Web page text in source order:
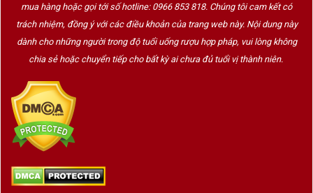
Đến năm 2014, thương hiệu Armand de Brignac đượcJay-Z
– nghệ sĩ và doanh nhân nổi tiếng của Mỹ – mua lại, góp
phần đưa thương hiệu lên đỉnh cao thế giới xa xỉ. Năm 2021,
tập đoàn LVMH (Louis Vuitton Moët Hennessy) chính thức
mua lại 50% cổ phần thương hiệu này, khẳng định
de Brignac là “viên ngọc quý” của giới Champagne siêu
cao cấp.
3. Quy trình sản xuất & những điểm đặc
biệt
mua hàng hoặc gọi tới số hotline: 0966 853 818. Chúng tôi cam kết có
trách nhiệm, đồng ý với các điều khoản của trang web này. Nội dung này
dành cho những người trong độ tuổi uống rượu hợp pháp, vui lòng không
chia sẻ hoặc chuyển tiếp cho bất kỳ ai chưa đủ tuổi vị thành niên.